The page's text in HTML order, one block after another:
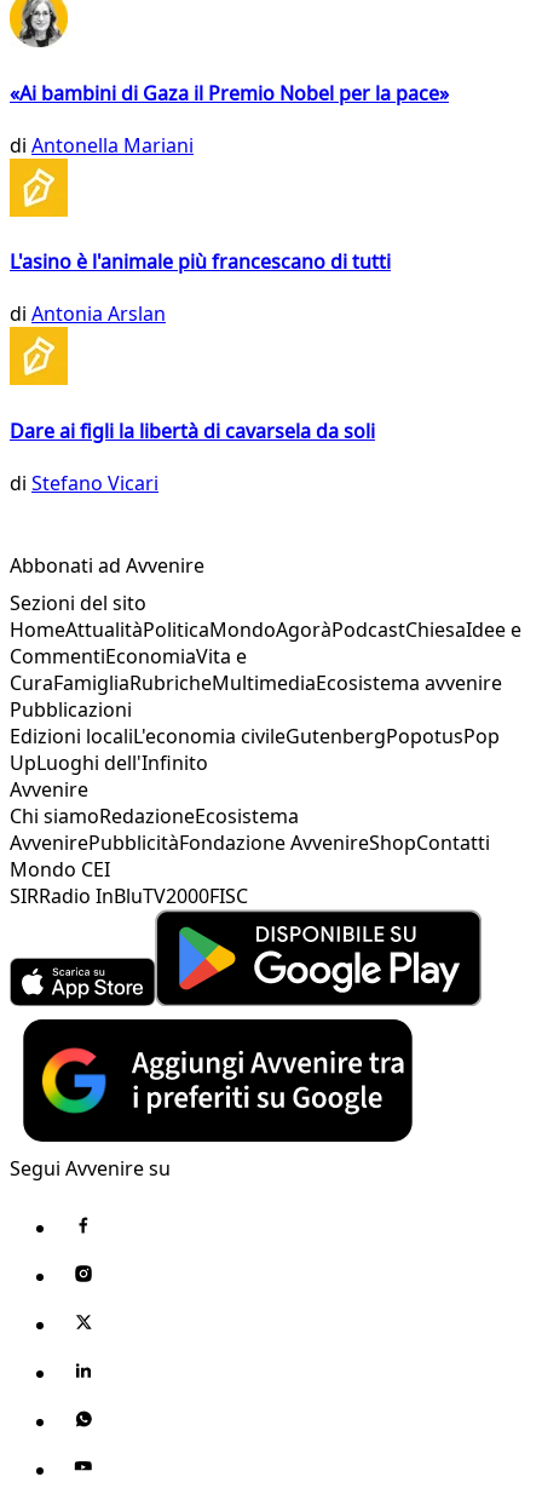
«Ai bambini di Gaza il Premio Nobel per la pace»
di Antonella Mariani
L'asino è l'animale più francescano di tutti
di Antonia Arslan
Dare ai figli la libertà di cavarsela da soli
di Stefano Vicari
Abbonati ad Avvenire
Sezioni del sito
HomeAttualitàPoliticaMondoAgoràPodcastChiesaIdee e
CommentiEconomiaVita e
CuraFamigliaRubricheMultimediaEcosistema avvenire
Pubblicazioni
Edizioni localiL'economia civileGutenbergPopotusPop
UpLuoghi dell'Infinito
Avvenire
Chi siamoRedazioneEcosistema
AvvenirePubblicitàFondazione AvvenireShopContatti
Mondo CEI
SIRRadio InBluTV2000FISC
Segui Avvenire su